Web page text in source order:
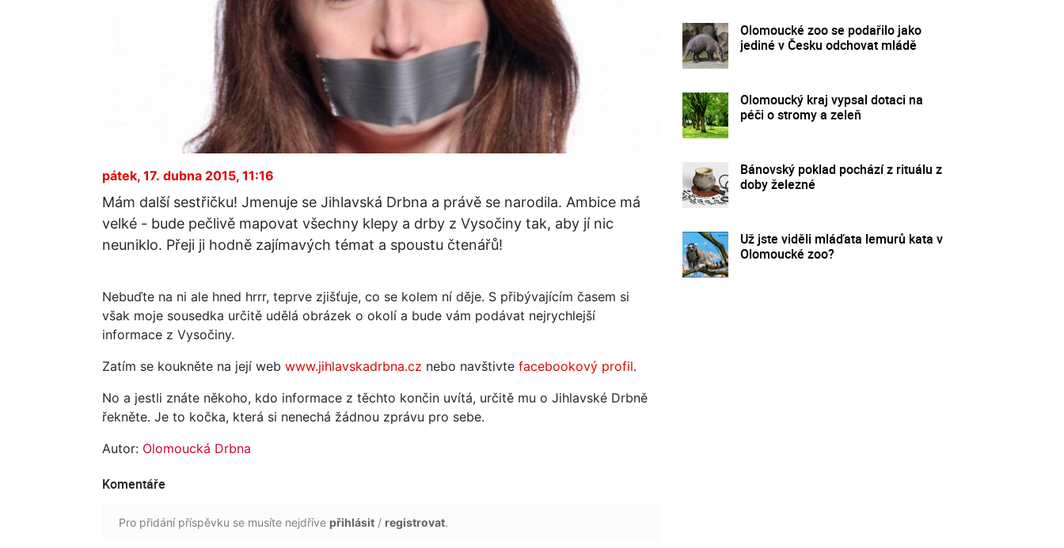
pátek, 17. dubna 2015, 11:16
Mám další sestřičku! Jmenuje se Jihlavská Drbna a právě se narodila. Ambice má
velké - bude pečlivě mapovat všechny klepy a drby z Vysočiny tak, aby jí nic
neuniklo. Přeji ji hodně zajímavých témat a spoustu čtenářů!
Nebuďte na ni ale hned hrrr, teprve zjišťuje, co se kolem ní děje. S přibývajícím časem si
však moje sousedka určitě udělá obrázek o okolí a bude vám podávat nejrychlejší
informace z Vysočiny.
Zatím se koukněte na její web www.jihlavskadrbna.cz nebo navštivte facebookový profil.
No a jestli znáte někoho, kdo informace z těchto končin uvítá, určitě mu o Jihlavské Drbně
řekněte. Je to kočka, která si nenechá žádnou zprávu pro sebe.
Autor: Olomoucká Drbna
Komentáře
Pro přidání příspěvku se musíte nejdříve přihlásit / registrovat.
Olomoucké zoo se podařilo jako
jediné v Česku odchovat mládě
Olomoucký kraj vypsal dotaci na
péči o stromy a zeleň
Bánovský poklad pochází z rituálu z
doby železné
Už jste viděli mláďata lemurů kata v
Olomoucké zoo?